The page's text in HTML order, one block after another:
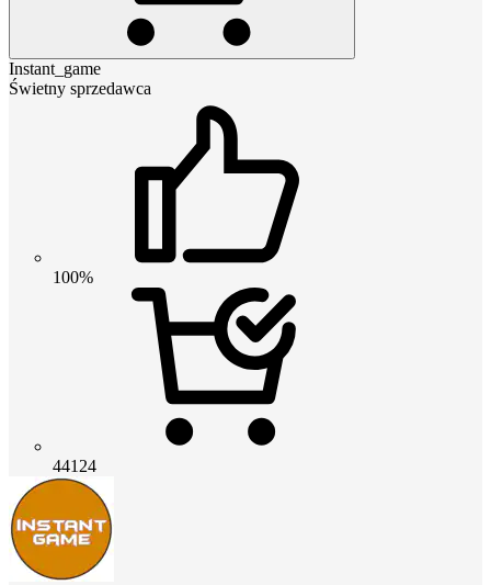
Instant_game
Świetny sprzedawca
100%
44124